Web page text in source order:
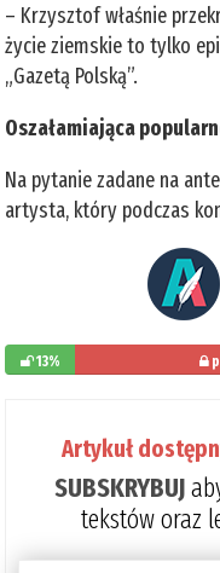
– Krzysztof właśnie
życie ziemskie to tylko
„Gazetą Polską”.
Oszałamiająca
Na pytanie zadane na
artysta, który podczas
13%
Artykuł
SUBSKRYBUJ
tekstów oraz